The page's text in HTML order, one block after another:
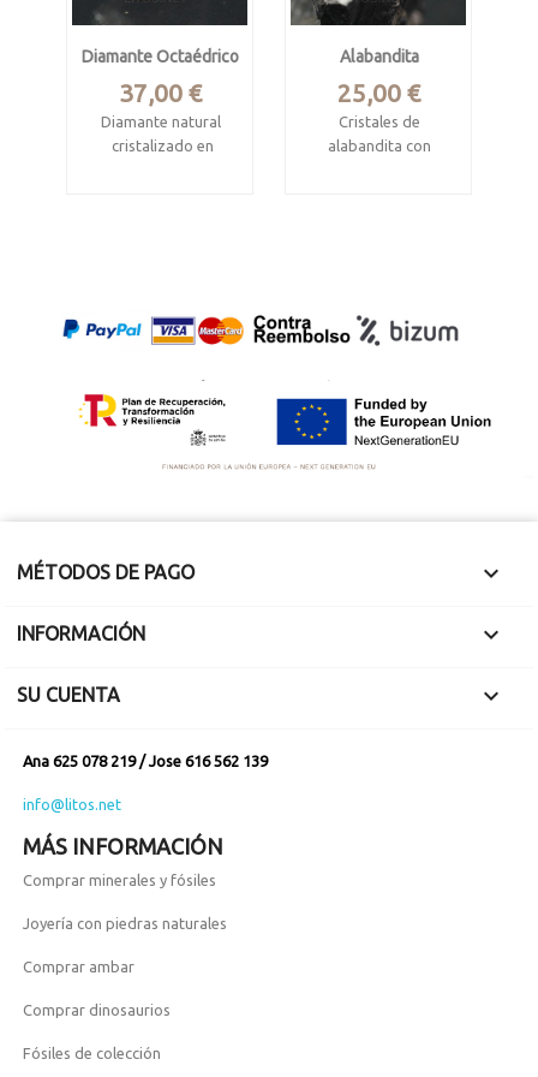
Diamante Octaédrico
Precio
37,00 €
Diamante natural
cristalizado en
Pesa 1.05 quilates.
Alabandita
Precio
25,00 €
Cristales de
alabandita con
MÉTODOS DE PAGO 
INFORMACIÓN 
SU CUENTA 
Ana 625 078 219 / Jose 616 562 139
info@litos.net
MÁS INFORMACIÓN
Comprar minerales y fósiles
Joyería con piedras naturales
Comprar ambar
Comprar dinosaurios
Fósiles de colección